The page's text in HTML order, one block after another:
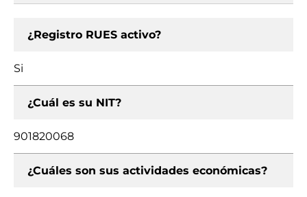
¿Registro RUES activo?
Si
¿Cuál es su NIT?
901820068
¿Cuáles son sus actividades económicas?